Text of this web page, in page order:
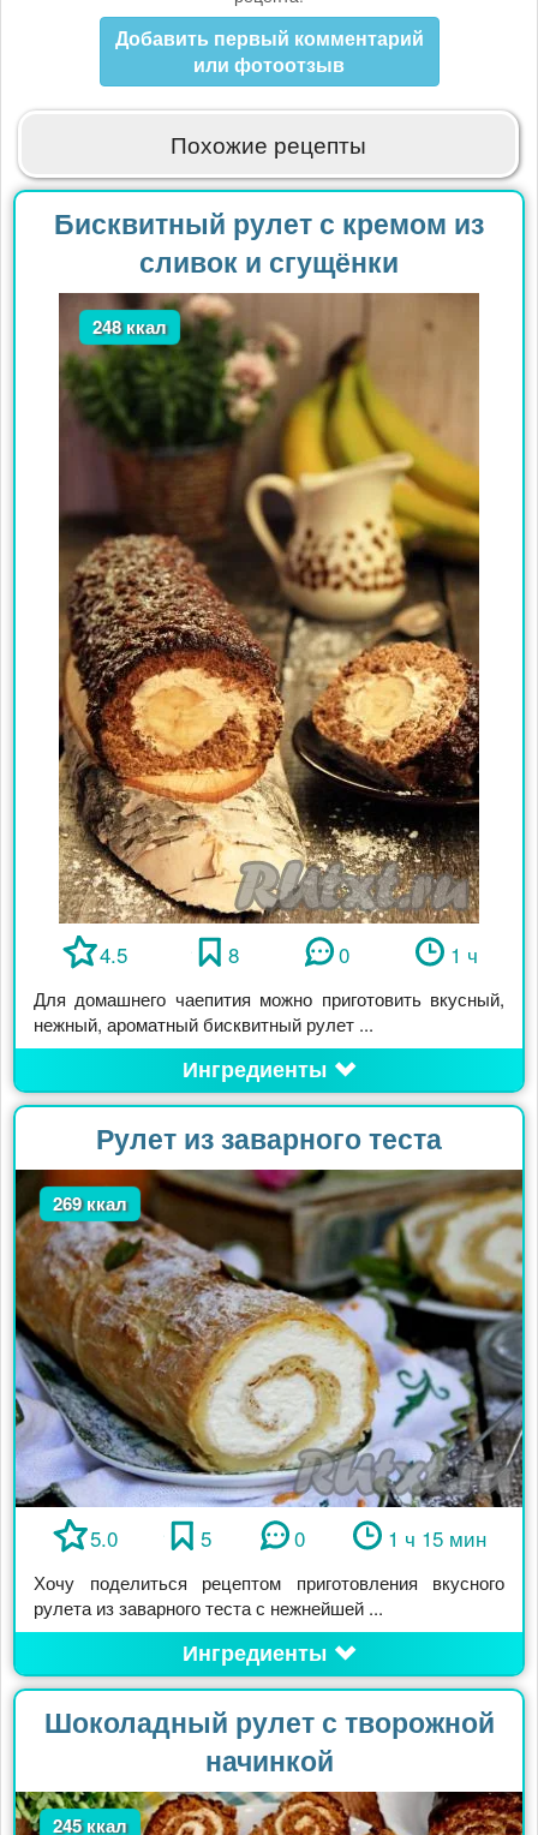
Добавить первый комментарий
или фотоотзыв
Похожие рецепты
Бисквитный рулет с кремом из
сливок и сгущёнки
248 ккал
4.5 8 0 1 ч
Для домашнего чаепития можно приготовить вкусный,
нежный, ароматный бисквитный рулет ...
Ингредиенты
Рулет из заварного теста
269 ккал
5.0 5 0 1 ч 15 мин
Хочу поделиться рецептом приготовления вкусного
рулета из заварного теста с нежнейшей ...
Ингредиенты
Шоколадный рулет с творожной
начинкой
245 ккал